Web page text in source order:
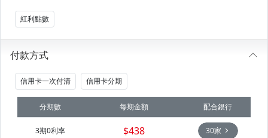
紅利點數
付款方式
信用卡一次付清 信用卡分期
分期數 每期金額 配合銀行
3期0利率 $438 30家